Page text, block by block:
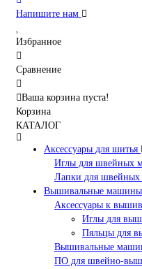
Напишите нам
Избранное
Сравнение
Ваша корзина пуста!
Корзина
КАТАЛОГ
Аксессуары для шитья
Иглы для швейных
Лапки для
Вышивальные машины
Аксессуары к
Иглы для
Пяльцы для
Вышивальные
ПО для швейно-